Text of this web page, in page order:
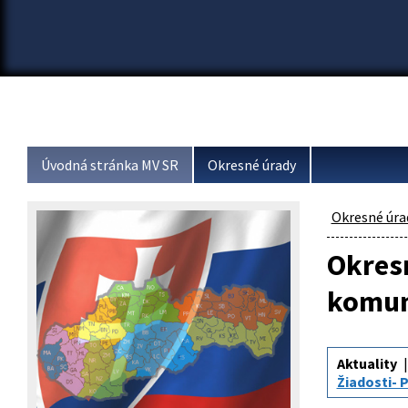
Úvodná stránka MV SR Okresné úrady
Okresné
Aktuality
Žiadosti-